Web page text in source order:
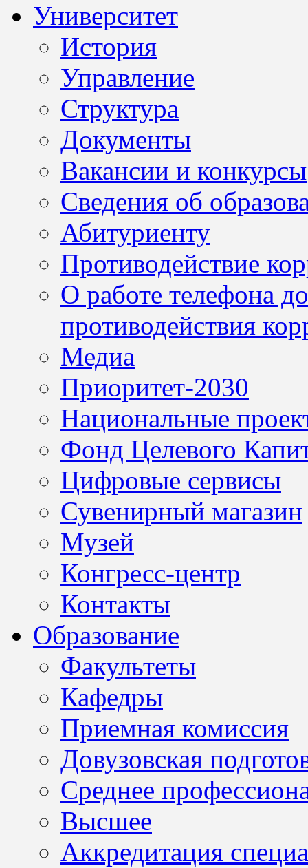
Университет
История
Управление
Структура
Документы
Вакансии и конкурсы
Сведения об
Абитуриенту
Противодействие
О работе телефона
противодействия
Медиа
Приоритет-2030
Национальные
Фонд Целевого
Цифровые сервисы
Сувенирный магазин
Музей
Конгресс-центр
Контакты
Образование
Факультеты
Кафедры
Приемная комиссия
Довузовская
Среднее
Высшее
Аккредитация